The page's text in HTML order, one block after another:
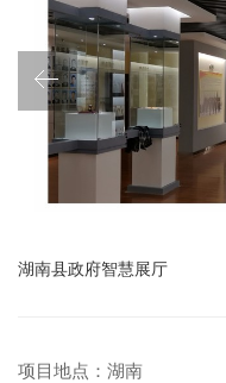
湖南县政府智慧展厅
项目地点：湖南